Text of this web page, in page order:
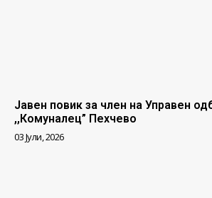
Јавен повик за член на Управен
,,Комуналец” Пехчево
03 Јули, 2026